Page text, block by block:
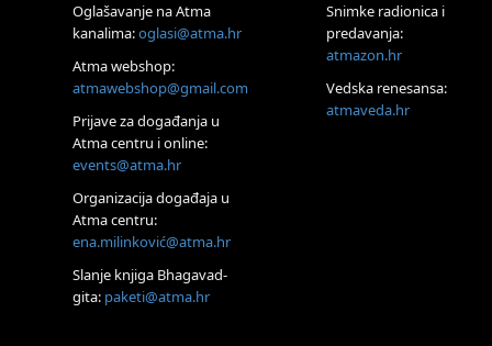
Online
Upisi u program Profesionalni hipnoterapeut — nova
Online
Postanite Nositelj Vibracije Nove Zemlje
Visoko
Alemka Dauskardt – Jednodnevna radionica sistemskih
konstelacija
Zagreb
HOD PO ŽERAVICI – Seminar koji mijenja tijelo, duh i um
SoulFest – Festival glazbe, mudrosti i zajedništva
Oglašavanje na Atma
kanalima:oglasi@atma.hr
Atma webshop:
atmawebshop@gmail.com
Prijave za događanja u
Atma centru i online:
events@atma.hr
Organizacija događaja u
Atma centru:
ena.milinković@atma.hr
Slanje knjiga Bhagavad-
gita: paketi@atma.hr
Snimke radionica i
predavanja:
atmazon.hr
Vedska renesansa:
atmaveda.hr